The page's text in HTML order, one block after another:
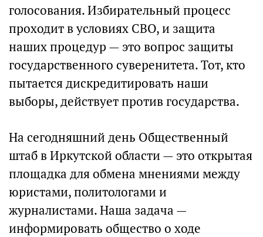
голосования. Избирательный процесс
проходит в условиях СВО, и защита
наших процедур — это вопрос защиты
государственного суверенитета. Тот, кто
пытается дискредитировать наши
выборы, действует против государства.
На сегодняшний день Общественный
штаб в Иркутской области — это открытая
площадка для обмена мнениями между
юристами, политологами и
журналистами. Наша задача —
информировать общество о ходе